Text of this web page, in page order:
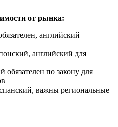
от рынка:
английский
английский для
обязателен по закону для
важны региональные